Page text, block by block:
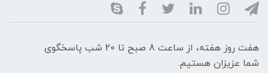
هفت روز هفته، از ساعت 8 صبح تا 20 شب پاسخگوی
شما عزیزان هستیم.